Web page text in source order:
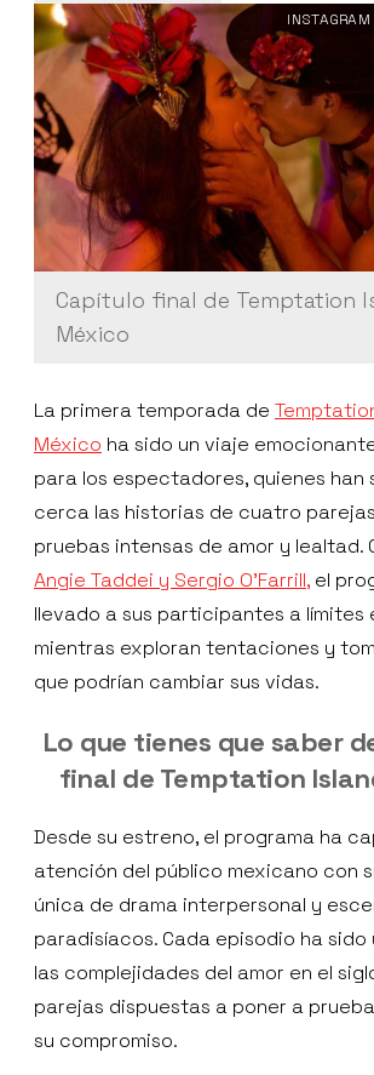
Capítulo final de Temptation
México
La primera temporada de
México ha sido un viaje
para los espectadores, quienes han
cerca las historias de cuatro
pruebas intensas de amor y lealtad.
Angie Taddei y Sergio O’Farrill, el
llevado a sus participantes a límites
mientras exploran tentaciones y
que podrían cambiar sus vidas.
Lo que tienes que saber
final de Temptation
Desde su estreno, el programa ha
atención del público mexicano con
única de drama interpersonal y
paradisíacos. Cada episodio ha
las complejidades del amor en el
parejas dispuestas a poner a
su compromiso.